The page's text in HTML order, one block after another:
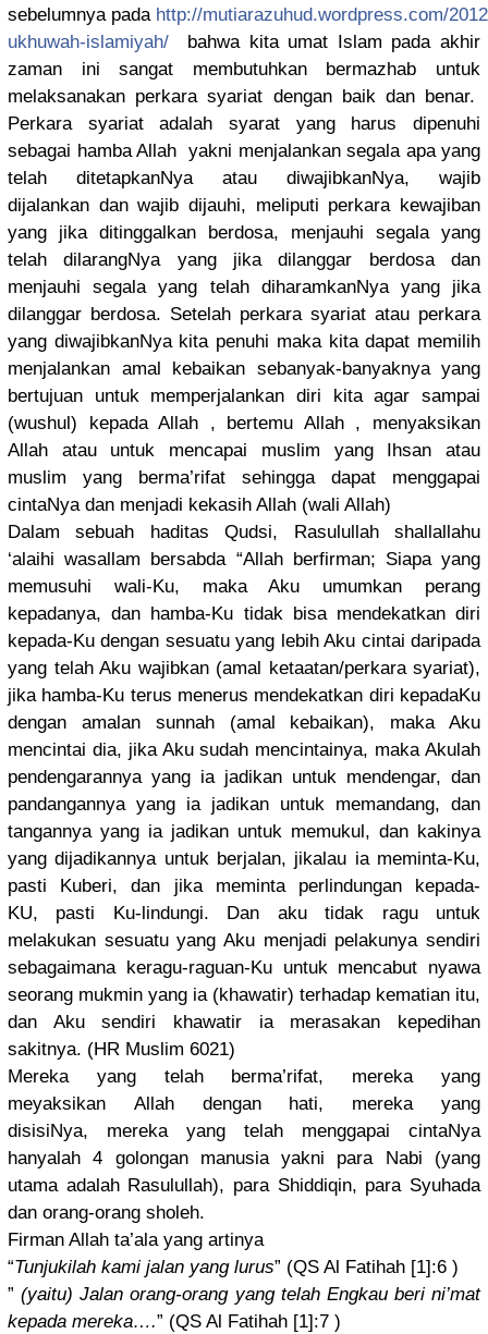
sebelumnyapada http://mutiarazuhud.wordpress.com/
ukhuwah-islamiyah/ bahwa kita umat Islam pada akhir
zaman ini sangat membutuhkan bermazhab untuk
melaksanakan perkara syariat dengan baik dan benar.
Perkara syariat adalah syarat yang harus dipenuhi
sebagai hamba Allah yakni menjalankan segala apa yang
telah ditetapkanNya atau diwajibkanNya, wajib
dijalankan dan wajib dijauhi, meliputi perkara kewajiban
yang jika ditinggalkan berdosa, menjauhi segala yang
telah dilarangNya yang jika dilanggar berdosa dan
menjauhi segala yang telah diharamkanNya yang jika
dilanggar berdosa. Setelah perkara syariat atau perkara
yang diwajibkanNya kita penuhi maka kita dapat memilih
menjalankan amal kebaikan sebanyak-banyaknya yang
bertujuan untuk memperjalankan diri kita agar sampai
(wushul) kepada Allah , bertemu Allah , menyaksikan
Allah atau untuk mencapai muslim yang Ihsan atau
muslim yang berma’rifat sehingga dapat menggapai
cintaNya dan menjadi kekasih Allah (wali Allah)
Dalam sebuah haditas Qudsi, Rasulullahshallallahu
‘alaihi wasallam bersabda “Allah berfirman; Siapa yang
memusuhi wali-Ku, maka Aku umumkan perang
kepadanya, dan hamba-Ku tidak bisa mendekatkan diri
kepada-Ku dengan sesuatu yang lebih Aku cintai daripada
yang telah Aku wajibkan (amal ketaatan/perkara syariat),
jika hamba-Ku terus menerus mendekatkan diri kepadaKu
dengan amalan sunnah (amal kebaikan), maka Aku
mencintai dia, jika Aku sudah mencintainya, maka Akulah
pendengarannya yang ia jadikan untuk mendengar, dan
pandangannya yang ia jadikan untuk memandang, dan
tangannya yang ia jadikan untuk memukul, dan kakinya
yang dijadikannya untuk berjalan, jikalau ia meminta-Ku,
pasti Kuberi, dan jika meminta perlindungan kepada-
KU, pasti Ku-lindungi. Dan aku tidak ragu untuk
melakukan sesuatu yang Aku menjadi pelakunya sendiri
sebagaimana keragu-raguan-Ku untuk mencabut nyawa
seorang mukmin yang ia (khawatir) terhadap kematian itu,
dan Aku sendiri khawatir ia merasakan kepedihan
sakitnya. (HR Muslim 6021)
Mereka yang telah berma’rifat, mereka yang
meyaksikan Allah dengan hati, mereka yang
disisiNya, mereka yang telah menggapai cintaNya
hanyalah 4 golongan manusia yakni para Nabi (yang
utama adalah Rasulullah), para Shiddiqin, para Syuhada
dan orang-orang sholeh.
Firman Allah ta’ala yang artinya
“Tunjukilah kami jalan yang lurus” (QS Al Fatihah [1]:6 )
”(yaitu) Jalan orang-orang yang telah Engkau beri ni’mat
kepada mereka….” (QS Al Fatihah [1]:7 )